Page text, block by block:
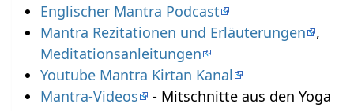
Englischer Mantra Podcast
Mantra Rezitationen und Erläuterungen
,
Meditationsanleitungen
Youtube Mantra Kirtan Kanal
Mantra-Videos
- Mitschnitte aus den Yoga